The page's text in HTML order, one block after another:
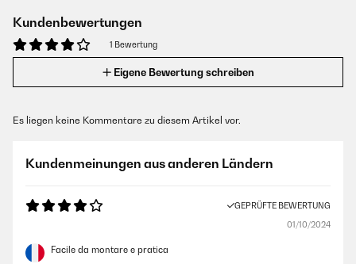
Kundenbewertungen
1 Bewertung
Eigene Bewertung schreiben
Es liegen keine Kommentare zu diesem Artikel vor.
Kundenmeinungen aus anderen Ländern
GEPRÜFTE BEWERTUNG
01/10/2024
Facile da montare e pratica